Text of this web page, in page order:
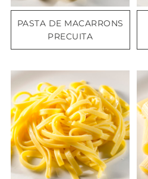
PASTA DE MACARRONS
PRECUITA